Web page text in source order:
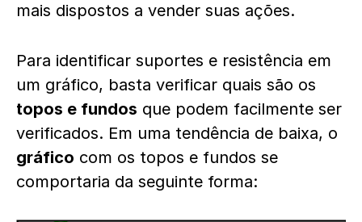
mais dispostos a vender suas ações.
Para identificar suportes e resistência em
um gráfico, basta verificar quais são os
topos e fundos que podem facilmente ser
verificados. Em uma tendência de baixa, o
gráfico com os topos e fundos se
comportaria da seguinte forma: